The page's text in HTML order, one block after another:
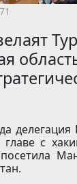
делегация
главе с